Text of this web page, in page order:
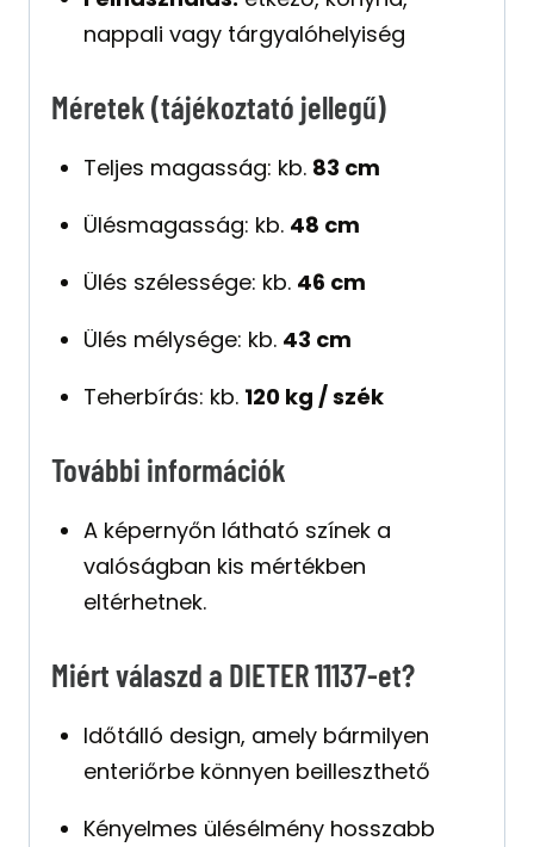
nappali vagy tárgyalóhelyiség
Méretek (tájékoztató jellegű)
Teljes magasság: kb. 83 cm
Ülésmagasság: kb. 48 cm
Ülés szélessége: kb. 46 cm
Ülés mélysége: kb. 43 cm
Teherbírás: kb. 120 kg / szék
További információk
A képernyőn látható színek a
valóságban kis mértékben
eltérhetnek.
Miért válaszd a DIETER 11137-et?
Időtálló design, amely bármilyen
enteriőrbe könnyen beilleszthető
Kényelmes ülésélmény hosszabb